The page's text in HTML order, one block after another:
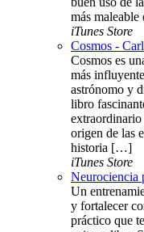
más
iTunes Store
Cosmos -
Cosmos es
más
astrónomo y
libro
origen de las
historia […]
iTunes Store
Neurociencia
Un
y fortalecer
práctico que